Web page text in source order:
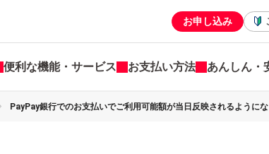
お申し込み
便利な機能・サービス お支払い方法 あんしん・
PayPay銀行でのお支払いでご利用可能額が当日反映されるようにな